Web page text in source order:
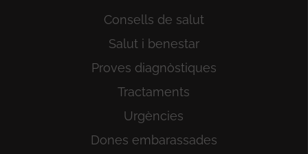
Consells de salut
Salut i benestar
Proves diagnòstiques
Tractaments
Urgències
Dones embarassades